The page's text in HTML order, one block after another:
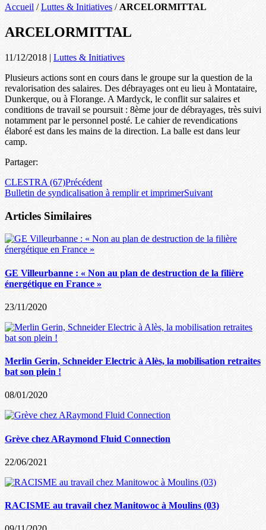
Accueil /Luttes & Initiatives / ARCELORMITTAL
ARCELORMITTAL
11/12/2018 | Luttes & Initiatives
Plusieurs actions sont en cours dans le groupe sur la question de la
revalorisation des salaires. Des débrayages ont eu lieu à Montataire,
Dunkerque, ou à Florange. A Mardyck, le conflit sur salaires et
conditions de travail se poursuit : 8ème jour de débrayages, très suivi
notamment par le personnel posté. Le cahier de revendications
élaboré est dans les mains de la direction. La balle est dans leur
camp.
Partager:
CLESTRA (67)Précédent
Bulletin de syndicalisation à remplir et imprimerSuivant
Articles Similaires
GE Villeurbanne : « Non au plan de destruction de la filière
énergétique en France »
23/11/2020
Merlin Gerin, Schneider Electric à Alès, la mobilisation retraites
bat son plein !
08/01/2020
Grève chez ARaymond Fluid Connection
22/06/2021
RACISME au travail chez Manitowoc à Moulins (03)